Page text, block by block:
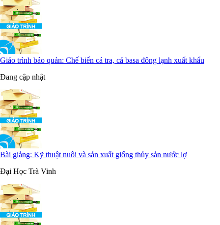
Giáo trình bảo quản: Chế biến cá tra, cá basa đông lạnh xuất khẩu
Đang cập nhật
Bài giảng: Kỹ thuật nuôi và sản xuất giống thủy sản nước lợ
Đại Học Trà Vinh